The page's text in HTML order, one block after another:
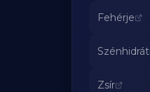
Fehérje
Szénhidrát
Zsír